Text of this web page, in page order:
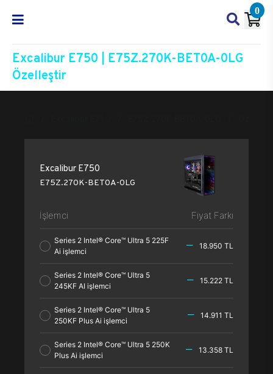
0
Excalibur E750 | E75Z.270K-BET0A-0LG
Özelleştir
Excalibur E750
E75Z.270K-BET0A-0LG
İşlemci Fiyat Farkı
Series 2 Intel® Core™ Ultra 5 225F
Ai işlemci
18.950 TL
Series 2 Intel® Core™ Ultra 5
245KF AI işlemci
15.222 TL
Series 2 Intel® Core™ Ultra 5
250KF Plus Ai işlemci
14.911 TL
Series 2 Intel® Core™ Ultra 5 250K
Plus Ai işlemci
13.358 TL